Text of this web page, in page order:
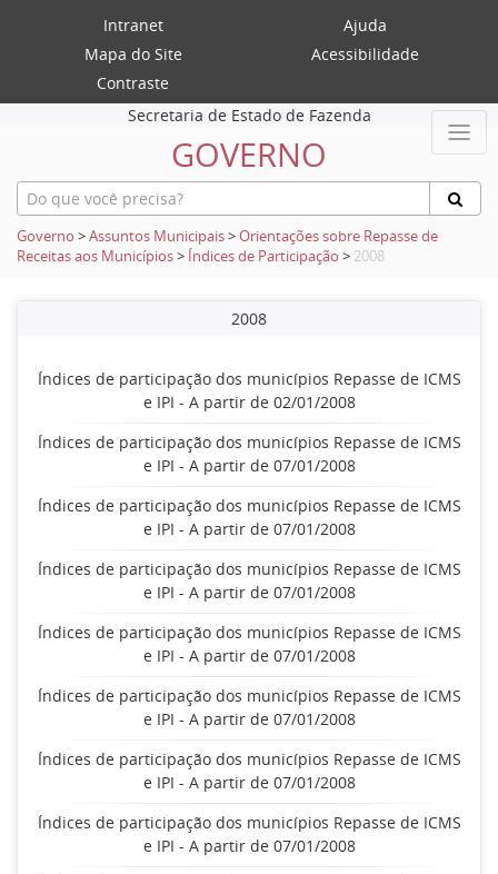
Intranet
Ajuda
Mapa do Site
Acessibilidade
Contraste
Secretaria de Estado de Fazenda
GOVERNO
Governo >Assuntos Municipais>Orientações sobre Repasse de
Receitas aos Municípios> Índices de Participação > 2008
2008
Índices de participação dos municípios Repasse de ICMS
e IPI - A partir de 02/01/2008
Índices de participação dos municípios Repasse de ICMS
e IPI - A partir de 07/01/2008
Índices de participação dos municípios Repasse de ICMS
e IPI - A partir de 07/01/2008
Índices de participação dos municípios Repasse de ICMS
e IPI - A partir de 07/01/2008
Índices de participação dos municípios Repasse de ICMS
e IPI - A partir de 07/01/2008
Índices de participação dos municípios Repasse de ICMS
e IPI - A partir de 07/01/2008
Índices de participação dos municípios Repasse de ICMS
e IPI - A partir de 07/01/2008
Índices de participação dos municípios Repasse de ICMS
e IPI - A partir de 07/01/2008